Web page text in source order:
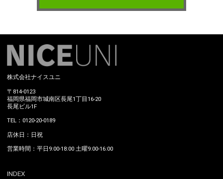
株式会社ナイスユニ
〒814-0123
福岡県福岡市城南区長尾1丁目16-20
長尾ビル1F
TEL：0120-20-0189
店休日：日祝
営業時間：平日9:00-18:00 土曜9:00-16:00
INDEX